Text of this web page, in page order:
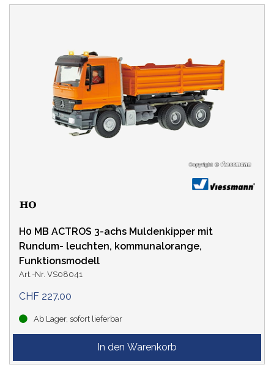
H0 MB ACTROS 3-achs Muldenkipper mit
Rundum- leuchten, kommunalorange,
Funktionsmodell
Art.-Nr. VS08041
CHF 227.00
Ab Lager, sofort lieferbar